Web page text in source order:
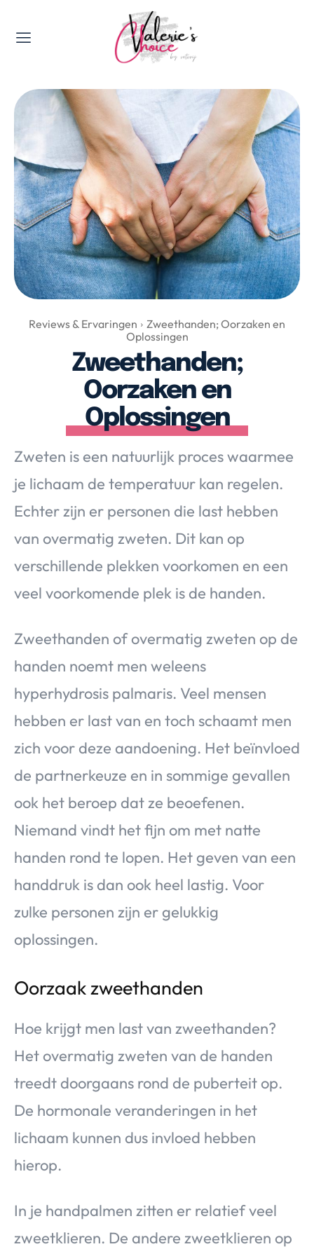
Valerie's Topics
Travel & Culture
Food & Drinks
Happyness & Opmerkelijk
Lifestyle, Sport & Duurzaamheid
Gadgets & Tech
Top 5 van Valerie
Health & Beauty
Huis & Tuin
Nieuws & Media
Over Valerie
Over Valerie
De Top 5
Contact
VALERIE'S CHOICE
Food & Drinks Health & Beauty Gadgets
Huis & Tuin
Travel
Reviews & Ervaringen
Zweethanden; Oorzaken en
Oplossingen
Zweethanden;
Oorzaken en
Oplossingen
Zweten is een natuurlijk proces waarmee
je lichaam de temperatuur kan regelen.
Echter zijn er personen die last hebben
van overmatig zweten. Dit kan op
verschillende plekken voorkomen en een
veel voorkomende plek is de handen.
Zweethanden of overmatig zweten op de
handen noemt men weleens
hyperhydrosis palmaris. Veel mensen
hebben er last van en toch schaamt men
zich voor deze aandoening. Het beïnvloed
de partnerkeuze en in sommige gevallen
ook het beroep dat ze beoefenen.
Niemand vindt het fijn om met natte
handen rond te lopen. Het geven van een
handdruk is dan ook heel lastig. Voor
zulke personen zijn er gelukkig
oplossingen.
Oorzaak zweethanden
Hoe krijgt men last van zweethanden?
Het overmatig zweten van de handen
treedt doorgaans rond de puberteit op.
De hormonale veranderingen in het
lichaam kunnen dus invloed hebben
hierop.
In je handpalmen zitten er relatief veel
zweetklieren. De andere zweetklieren op